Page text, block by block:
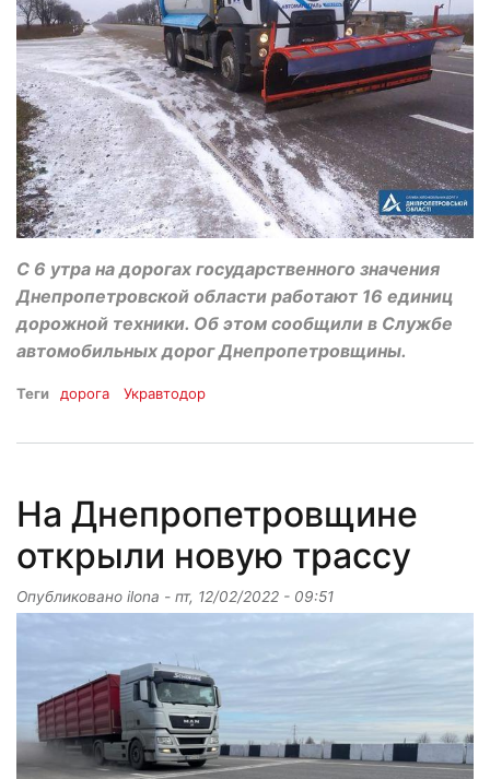
С 6 утра на дорогах государственного значения
Днепропетровской области работают 16 единиц
дорожной техники. Об этом сообщили в Службе
автомобильных дорог Днепропетровщины.
Теги дорога Укравтодор
На Днепропетровщине
открыли новую трассу
Опубликовано ilona - пт, 12/02/2022 - 09:51